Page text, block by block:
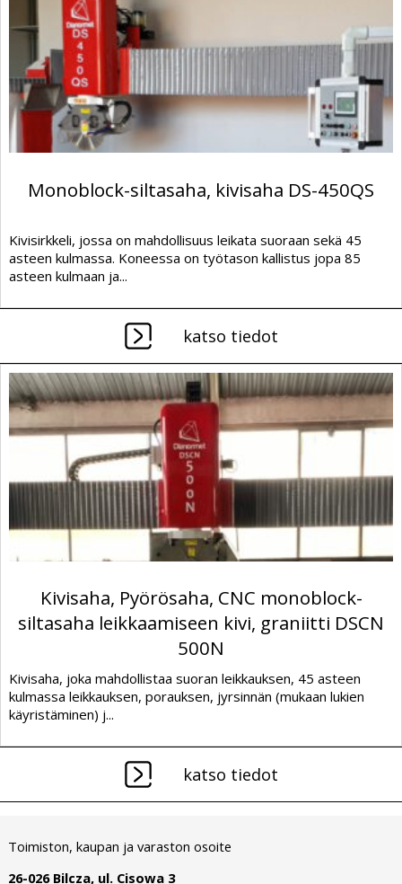
Monoblock-siltasaha, kivisaha DS-450QS
Kivisirkkeli, jossa on mahdollisuus leikata suoraan sekä 45
asteen kulmassa. Koneessa on työtason kallistus jopa 85
asteen kulmaan ja...
katso tiedot
Kivisaha, Pyörösaha, CNC monoblock-
siltasaha leikkaamiseen kivi, graniitti DSCN
500N
Kivisaha, joka mahdollistaa suoran leikkauksen, 45 asteen
kulmassa leikkauksen, porauksen, jyrsinnän (mukaan lukien
käyristäminen) j...
katso tiedot
Toimiston, kaupan ja varaston osoite
26-026 Bilcza, ul. Cisowa 3